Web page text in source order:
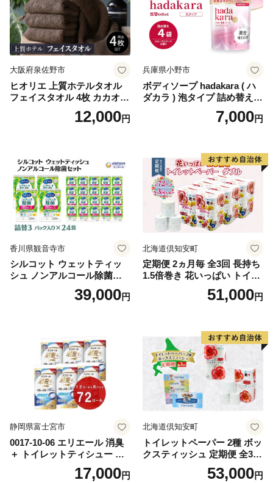
ぺーぱー トイレ クレシア ト
イレットペーパー [BDBH002
-1]
大阪府泉佐野市
ヒオリエ 上質ホテルタオル
フェイスタオル 4枚 カカオ
【タオル 泉州タオル 吸水 普
段使い 無地 シンプル 日用品
12,000円
兵庫県小野市
ボディソープ hadakara ( ハ
ダカラ ) 泡タイプ 詰め替え 4
40ml×4袋 ボディーソープ 泡
ボディソープ 泡 日用品 消耗
泡石鹸 石鹸 兵庫 兵庫県 小野
7,000円
香川県観音寺市
シルコット ウェットティッ
シュ ノンアルコール除菌詰
替（43枚×3P）×24袋 日用品
おもちゃ 拭き取り 手拭き 外
39,000円
北海道倶知安町
定期便 2ヵ月毎 全3回 長持ち
1.5倍巻き 花いっぱい トイレ
ットペーパー ダブル 45ｍ 計
72ロール 全18種 花柄 プリン
ー 消耗品 備蓄 送料無料 北海
道 倶知安町 日用品
51,000円
静岡県富士宮市
0017-10-06 エリエール 消臭
＋ トイレットティシュー し
っかり香るフレッシュクリア
の香り ダブル 12ロール×6パ
17,000円
北海道倶知安町
トイレットペーパー 2種 ボッ
クスティッシュ 定期便 全3
回 日本製 まとめ買い 防災
常備品 日用雑貨 消耗品 生活
53,000円